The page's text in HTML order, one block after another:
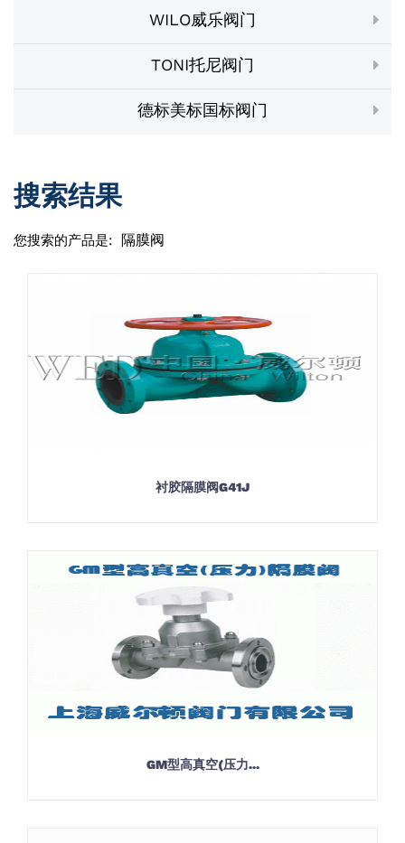
WILO威乐阀门
TONI托尼阀门
德标美标国标阀门
搜索结果
您搜索的产品是: 隔膜阀
衬胶隔膜阀G41J
GM型高真空(压力...